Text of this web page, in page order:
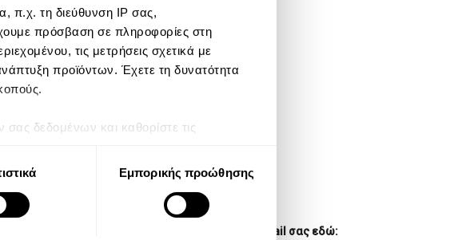
π.χ. τη διεύθυνση IP σας,
πρόσβαση σε πληροφορίες στη
τις μετρήσεις σχετικά με
προϊόντων. Έχετε τη δυνατότητα
δεδομένων και καθορίστε τις
την παροχή λειτουργιών κοινωνικών
Εμπορικής προώθησης
Log in
Comments feed
NEWSLETTER
Συμπληρώστε το email σας εδώ: